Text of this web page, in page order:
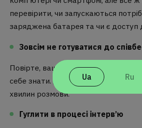
Ua Ru
перевірити, чи запускаються
заряджена батарея та чи є доступ
Зовсім не готуватися до
Повірте, ваша непідготовленість
себе знати. Досвідчений HR
хвилин розмови.
Гуглити в процесі інтерв’ю